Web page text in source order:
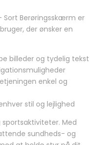
Sort Berøringsskærm er
der ønsker en
billeder og tydelig tekst
enkel og
stil og lejlighed
Med
sundheds- og